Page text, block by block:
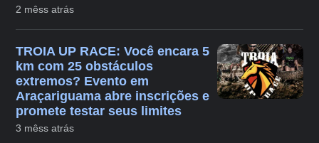
2 mêss atrás
TROIA UP RACE: Você encara 5
km com 25 obstáculos
extremos? Evento em
Araçariguama abre inscrições e
promete testar seus limites
3 mêss atrás